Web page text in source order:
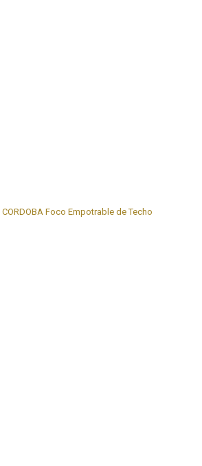
CORDOBA Foco Empotrable de Techo